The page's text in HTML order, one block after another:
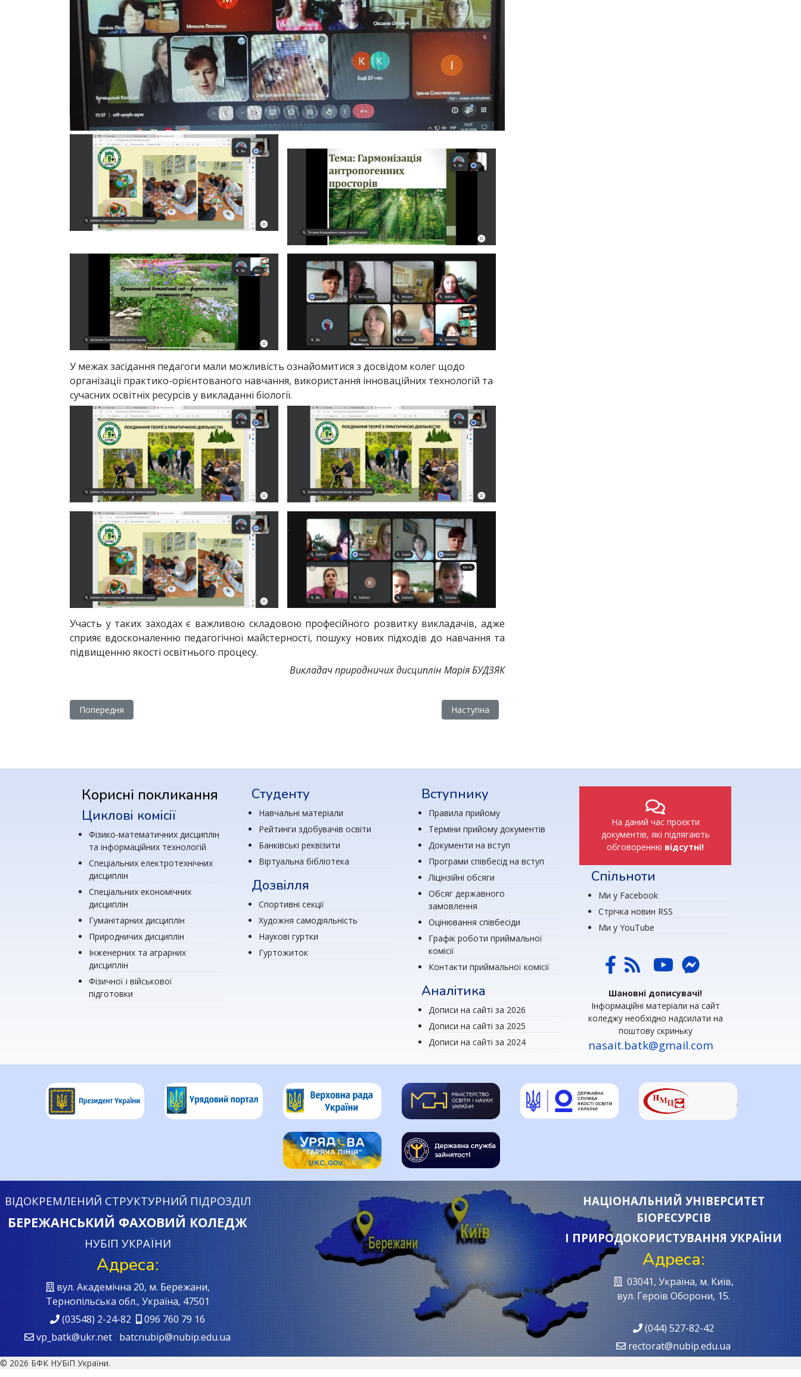
У межах засідання педагоги мали можливість ознайомитися з досвідом колег щодо
організації практико-орієнтованого навчання, використання інноваційних технологій та
сучасних освітніх ресурсів у викладанні біології.
Участь у таких заходах є важливою складовою професійного розвитку викладачів, адже
сприяє вдосконаленню педагогічної майстерності, пошуку нових підходів до навчання та
підвищенню якості освітнього процесу.
Викладач природничих дисциплін Марія БУДЗЯК
Попередня стаття: Відбувся кваліфікаційний іспит здобувачів освіти спеціальності 101 Екологія
Попередня Наступна стаття: Таємниці живої природи: досліджуємо біорізноманіття рідного краю
Наступна
Корисні покликання
Циклові комісії
Фізико-математичних дисциплін
та інформаційних технологій
Спеціальних електротехнічних
дисциплін
Спеціальних економічних
дисциплін
Гуманітарних дисциплін
Природничих дисциплін
Інженерних та аграрних
дисциплін
Фізичної і військової
підготовки
Студенту
Навчальні матеріали
Рейтинги здобувачів освіти
Банківські реквізити
Віртуальна бібліотека
Дозвілля
Спортивні секції
Художня самодіяльність
Наукові гуртки
Гуртожиток
Вступнику
Правила прийому
Терміни прийому документів
Документи на вступ
Програми співбесід на вступ
Ліцінзійні обсяги
Обсяг державного
замовлення
Оцінювання співбесіди
Графік роботи приймальної
комісії
Контакти приймальної комісії
Аналітика
Дописи на сайті за 2026
Дописи на сайті за 2025
Дописи на сайті за 2024
На даний час проєкти
документів, які підлягають
обговоренню відсутні!
Спільноти
Ми у Facebook
Стрічка новин RSS
Ми у YouTube
Шановні дописувачі!
Інформаційні матеріали на сайт
коледжу необхідно надсилати на
поштову скриньку
nasait.batk@gmail.com
ВІДОКРЕМЛЕНИЙ СТРУКТУРНИЙ ПІДРОЗДІЛ
БЕРЕЖАНСЬКИЙ ФАХОВИЙ КОЛЕДЖ
НУБІП УКРАЇНИ
Адреса:
вул. Академічна 20, м. Бережани,
Тернопільська обл., Україна, 47501
(03548) 2-24-82
096 760 79 16
vp_batk@ukr.net batcnubip@nubip.edu.ua
НАЦІОНАЛЬНИЙ УНІВЕРСИТЕТ
БІОРЕСУРСІВ
І ПРИРОДОКОРИСТУВАННЯ УКРАЇНИ
Адреса:
03041, Україна, м. Київ,
вул. Героїв Oборони, 15.
(044) 527-82-42
rectorat@nubip.edu.ua
© 2026 БФК НУБіП України.